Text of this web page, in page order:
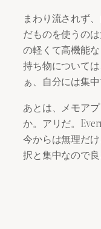
まわり流されず
だものを使うの
の軽くて高機能
持ち物について
ぁ、自分には集
あとは、メモア
か。アリだ。
今からは無理だ
択と集中なので良